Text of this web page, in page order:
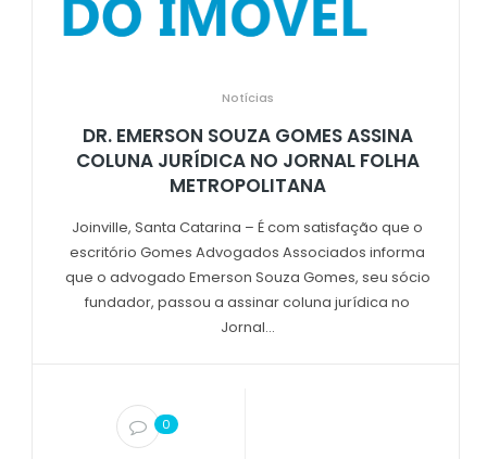
Notícias
DR. EMERSON SOUZA GOMES ASSINA
COLUNA JURÍDICA NO JORNAL FOLHA
METROPOLITANA
Joinville, Santa Catarina – É com satisfação que o
escritório Gomes Advogados Associados informa
que o advogado Emerson Souza Gomes, seu sócio
fundador, passou a assinar coluna jurídica no
Jornal...
0